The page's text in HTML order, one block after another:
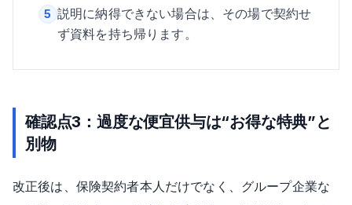
5 説明に納得できない場合は、その場で契約せ
ず資料を持ち帰ります。
確認点3：過度な便宜供与は“お得な特典”と
別物
改正後は、保険契約者本人だけでなく、グループ企業な